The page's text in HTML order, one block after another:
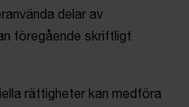
delar av
föregående skriftligt
rättigheter kan medföra